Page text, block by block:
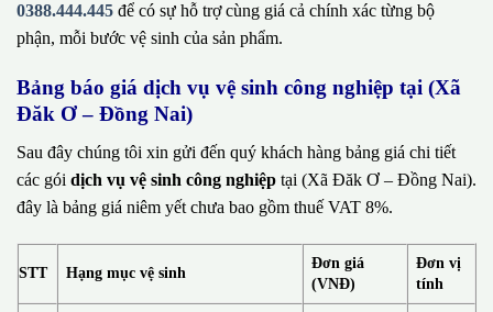
0388.444.445 để có sự hỗ trợ cùng giá cả chính xác từng bộ
phận, mỗi bước vệ sinh của sản phẩm.
Bảng báo giá dịch vụ vệ sinh công nghiệp tại (Xã
Đăk Ơ – Đồng Nai)
Sau đây chúng tôi xin gửi đến quý khách hàng bảng giá chi tiết
các gói dịch vụ vệ sinh công nghiệp tại (Xã Đăk Ơ – Đồng Nai).
đây là bảng giá niêm yết chưa bao gồm thuế VAT 8%.
STT Hạng mục vệ sinh
Đơn giá
(VNĐ)
Đơn vị
tính